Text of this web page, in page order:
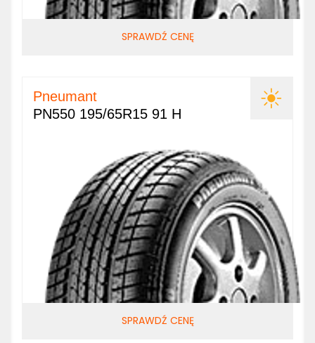
SPRAWDŹ CENĘ
Pneumant
PN550 195/65R15 91 H
SPRAWDŹ CENĘ